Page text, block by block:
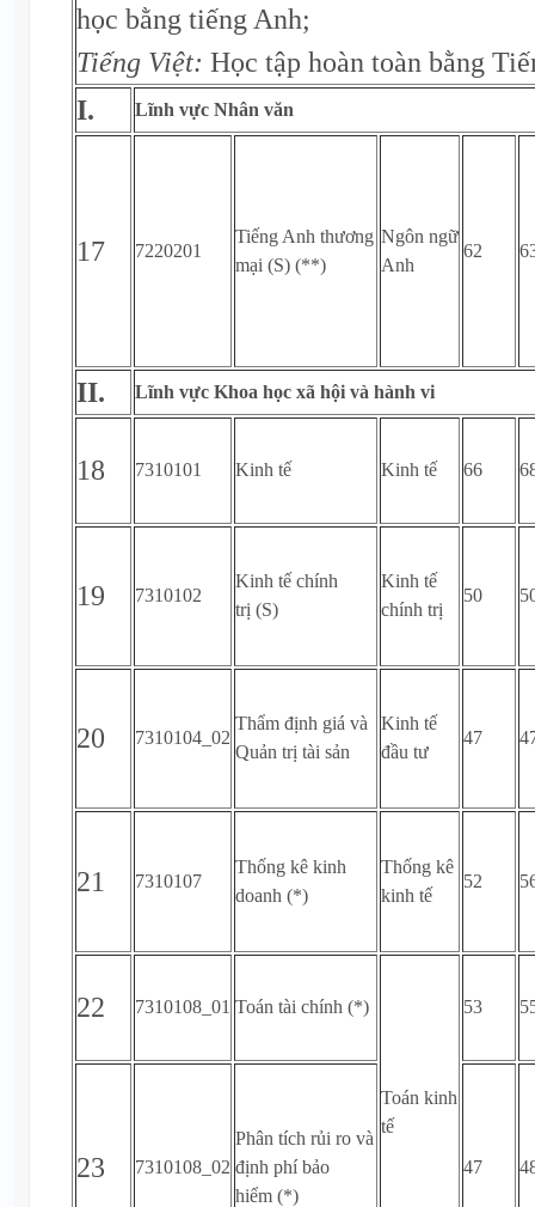
học bằng tiếng Anh;
Tiếng Việt: Học tập hoàn toàn bằng
I.
Lĩnh vực Nhân văn
17 7220201
Tiếng Anh thương
mại (S) (**)
Ngôn ngữ
Anh
62
II. Lĩnh vực Khoa học xã hội và hành vi
18 7310101 Kinh tế Kinh tế 66
19 7310102
Kinh tế chính
trị (S)
Kinh tế
chính trị
50
20 7310104_02
Thẩm định giá và
Quản trị tài sản
Kinh tế
đầu tư
47
21 7310107
Thống kê kinh
doanh (*)
Thống kê
kinh tế
52
22 7310108_01 Toán tài chính (*)
Toán kinh
tế
53
23 7310108_02
Phân tích rủi ro và
định phí bảo
hiểm (*)
47